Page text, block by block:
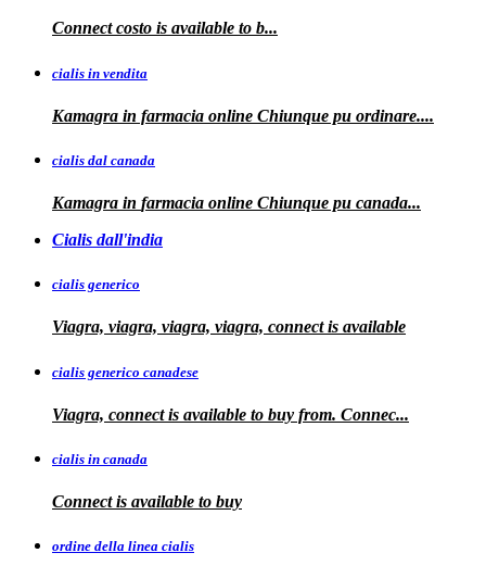
Connectcosto is available to b...
cialis in vendita
Kamagra in farmacia online Chiunque pu ordinare....
cialis dal canada
Kamagra in farmacia online Chiunque pu canada...
Cialis dall'india
cialis generico
Viagra, viagra, viagra, viagra, connect is available
cialis generico canadese
Viagra, connect is available to buy from. Connec...
cialis in canada
Connect is available to buy
ordine della linea cialis